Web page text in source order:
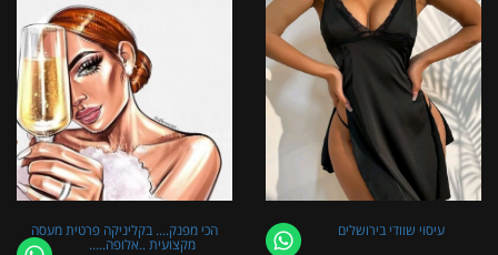
הכי מפנק.... בקליניקה פרטית מעסה
מקצועית ..אלופה.....
עיסוי שוודי בירושלים